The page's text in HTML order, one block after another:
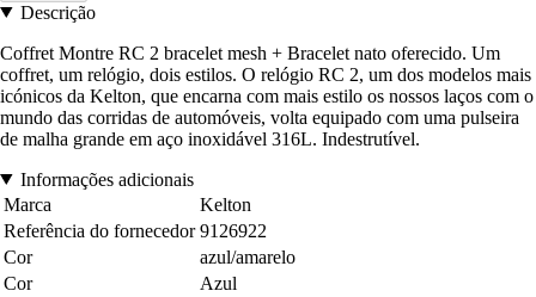
Descrição
Coffret Montre RC 2 bracelet mesh + Bracelet nato oferecido. Um
coffret, um relógio, dois estilos. O relógio RC 2, um dos modelos mais
icónicos da Kelton, que encarna com mais estilo os nossos laços com o
mundo das corridas de automóveis, volta equipado com uma pulseira
de malha grande em aço inoxidável 316L. Indestrutível.
Informações adicionais
Marca
Kelton
Referência do fornecedor 9126922
Cor
azul/amarelo
Cor
Azul